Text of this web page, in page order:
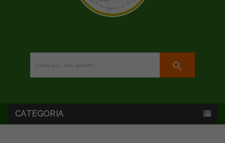
search
CATEGORIA